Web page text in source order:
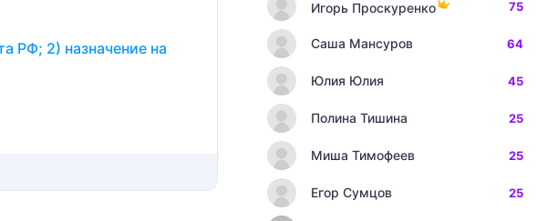
РФ; 2)​ назначение на
Игорь Проскуренко 75
Саша Мансуров 64
Юлия Юлия 45
Полина Тишина 25
Миша Тимофеев 25
Егор Сумцов 25